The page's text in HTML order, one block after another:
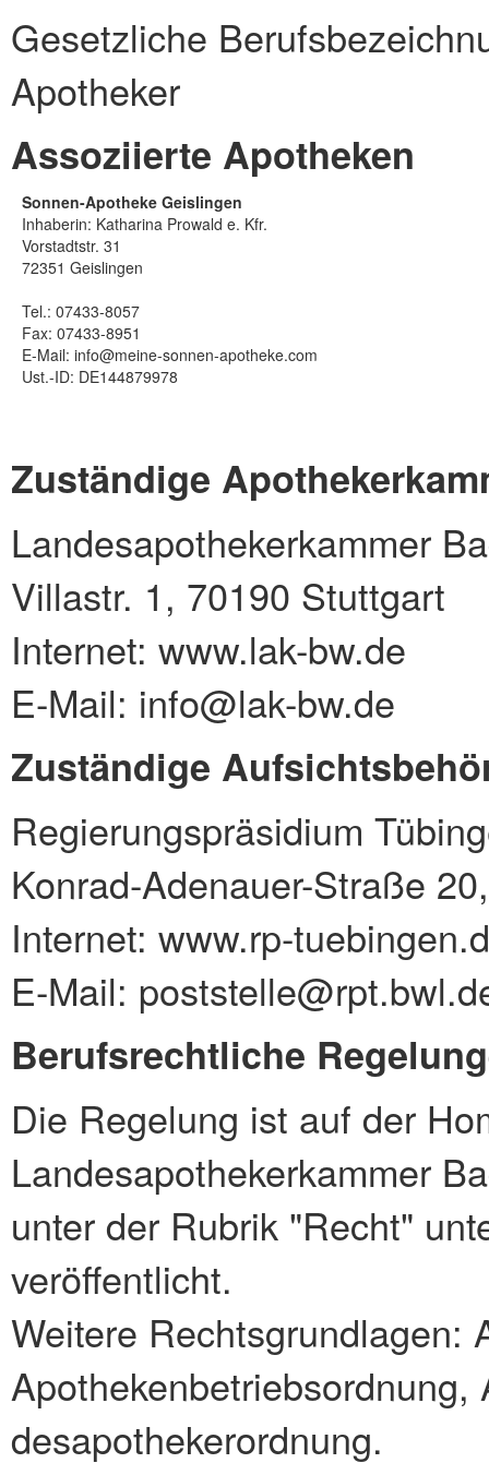
Gesetzliche
Apotheker
Assoziierte Apotheken
Sonnen-Apotheke Geislingen
Inhaberin: Katharina Prowald e. Kfr.
Vorstadtstr. 31
72351 Geislingen
Tel.: 07433-8057
Fax: 07433-8951
E-Mail: info@meine-sonnen-apotheke.com
Ust.-ID: DE144879978
Zuständige
Landesapothekerkammer
Villastr. 1, 70190 Stuttgart
Internet: www.lak-bw.de
E-Mail: info@lak-bw.de
Zuständige
Regierungspräsidium
Konrad-Adenauer-Straße
Internet: www.rp-
E-Mail:
Berufsrechtliche
Die Regelung ist auf der
Landesapothekerkammer
unter der Rubrik "Recht"
veröffentlicht.
Weitere Rechtsgrundlagen:
desapothekerordnung.